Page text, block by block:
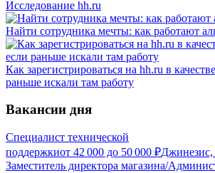
Исследование hh.ru
Найти сотрудника мечты: как работают
Как зарегистрироваться на hh.ru в
раньше искали там работу
Вакансии дня
Специалист технической
поддержкиот 42 000 до 50 000 ₽
Заместитель директора магазина/